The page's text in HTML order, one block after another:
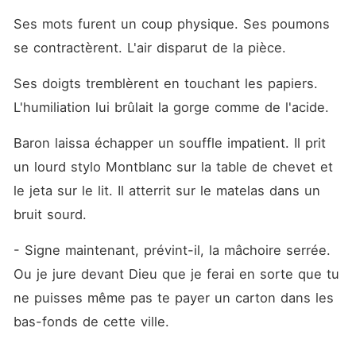
Ses mots furent un coup physique. Ses poumons
se contractèrent. L'air disparut de la pièce.
Ses doigts tremblèrent en touchant les papiers.
L'humiliation lui brûlait la gorge comme de l'acide.
Baron laissa échapper un souffle impatient. Il prit
un lourd stylo Montblanc sur la table de chevet et
le jeta sur le lit. Il atterrit sur le matelas dans un
bruit sourd.
- Signe maintenant, prévint-il, la mâchoire serrée.
Ou je jure devant Dieu que je ferai en sorte que tu
ne puisses même pas te payer un carton dans les
bas-fonds de cette ville.